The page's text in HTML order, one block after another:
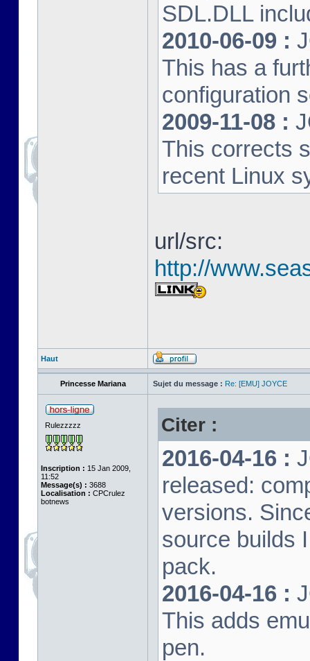
SDL.DLL
2010-06-09 :
This has a
configuration
2009-11-08 :
This corrects
recent Linux
url/src:
http://
Haut
Princesse Mariana Sujet du message : Re: [EMU] JOYCE
Rulezzzzz
Inscription : 15 Jan 2009,
11:52
Message(s) : 3688
Localisation : CPCrulez
botnews
Citer :
2016-04-16 :
released:
versions.
source builds
pack.
2016-04-16 :
This adds
pen.